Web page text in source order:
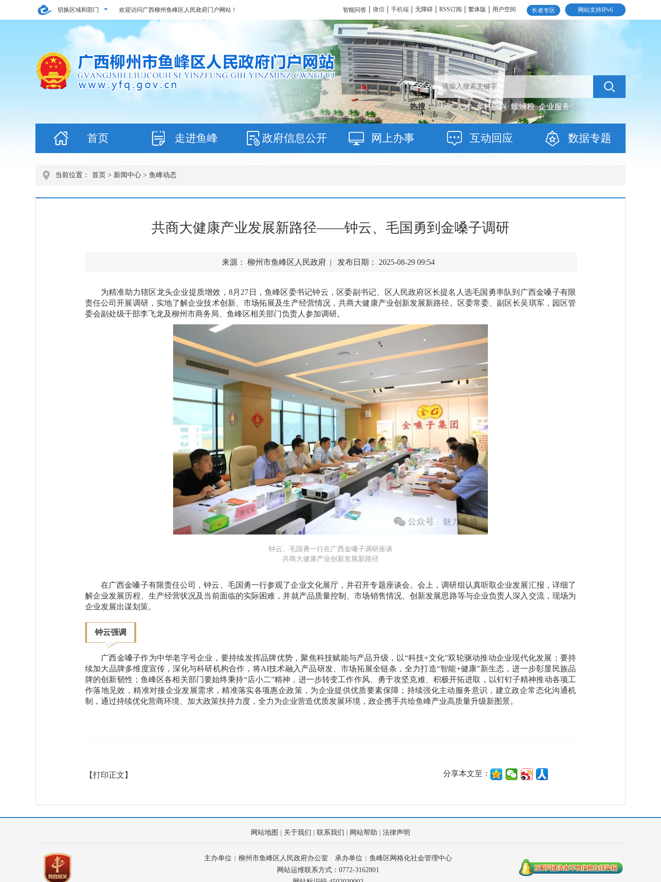
切换区域和部门 网站支持IPv6
长者专区
智能问答 微信 手机端 无障碍 RSS订阅 繁体版 用户空间
欢迎访问广西柳州鱼峰区人民政府门户网站！
热搜： 就业 人才 乡村振兴 螺蛳粉 企业服务
首页 走进鱼峰 政府信息公开 网上办事 互动回应 数据专题
当前位置： 首页 > 新闻中心 > 鱼峰动态
共商大健康产业发展新路径——钟云、毛国勇到金嗓子调研
来源： 柳州市鱼峰区人民政府 | 发布日期： 2025-08-29 09:54
为精准助力辖区龙头企业提质增效，8月27日，鱼峰区委书记钟云，区委副书记、区人民政府区长提名人选毛国勇率队到广西金嗓子有限
责任公司开展调研，实地了解企业技术创新、市场拓展及生产经营情况，共商大健康产业创新发展新路径。区委常委、副区长吴琪军，园区管
委会副处级干部李飞龙及柳州市商务局、鱼峰区相关部门负责人参加调研。
钟云、毛国勇一行在广西金嗓子调研座谈
共商大健康产业创新发展新路径
在广西金嗓子有限责任公司，钟云、毛国勇一行参观了企业文化展厅，并召开专题座谈会。会上，调研组认真听取企业发展汇报，详细了
解企业发展历程、生产经营状况及当前面临的实际困难，并就产品质量控制、市场销售情况、创新发展思路等与企业负责人深入交流，现场为
企业发展出谋划策。
钟云强调
广西金嗓子作为中华老字号企业，要持续发挥品牌优势，聚焦科技赋能与产品升级，以“科技+文化”双轮驱动推动企业现代化发展；要持
续加大品牌多维度宣传，深化与科研机构合作，将AI技术融入产品研发、市场拓展全链条，全力打造“智能+健康”新生态，进一步彰显民族品
牌的创新韧性；鱼峰区各相关部门要始终秉持“店小二”精神，进一步转变工作作风、勇于攻坚克难、积极开拓进取，以钉钉子精神推动各项工
作落地见效，精准对接企业发展需求，精准落实各项惠企政策，为企业提供优质要素保障；持续强化主动服务意识，建立政企常态化沟通机
制，通过持续优化营商环境、加大政策扶持力度，全力为企业营造优质发展环境，政企携手共绘鱼峰产业高质量升级新图景。
【打印正文】 分享本文至：
网站地图 | 关于我们 | 联系我们 | 网站帮助 | 法律声明
主办单位：柳州市鱼峰区人民政府办公室
承办单位：鱼峰区网格化社会管理中心
网站运维联系方式：0772-3162801